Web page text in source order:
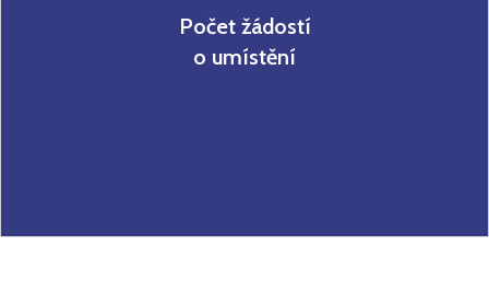
Počet žádostí
o umístění